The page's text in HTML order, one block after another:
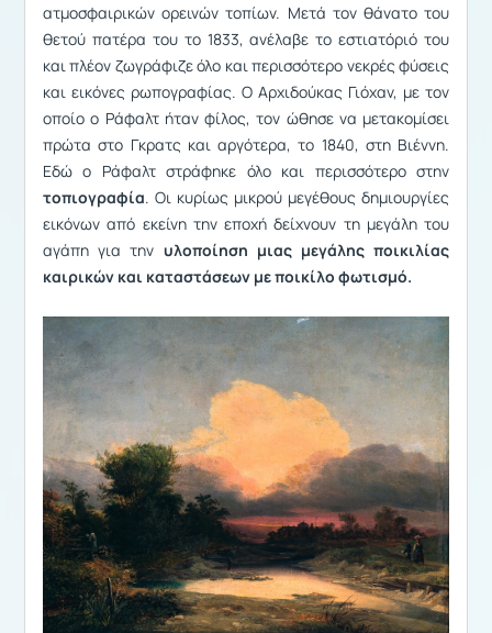
ατμοσφαιρικών ορεινών τοπίων. Μετά τον θάνατο του
θετού πατέρα του το 1833, ανέλαβε το εστιατόριό του
και πλέον ζωγράφιζε όλο και περισσότερο νεκρές φύσεις
και εικόνες ρωπογραφίας. Ο Αρχιδούκας Γιόχαν, με τον
οποίο ο Ράφαλτ ήταν φίλος, τον ώθησε να μετακομίσει
πρώτα στο Γκρατς και αργότερα, το 1840, στη Βιέννη.
Εδώ ο Ράφαλτ στράφηκε όλο και περισσότερο στην
τοπιογραφία. Οι κυρίως μικρού μεγέθους δημιουργίες
εικόνων από εκείνη την εποχή δείχνουν τη μεγάλη του
αγάπη για την υλοποίηση μιας μεγάλης ποικιλίας
καιρικών και καταστάσεων με ποικίλο φωτισμό.